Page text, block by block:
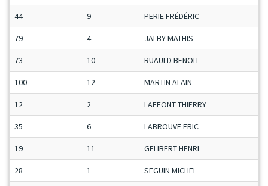
44 9 PERIE FRÉDÉRIC
79 4 JALBY MATHIS
73 10 RUAULD BENOIT
100 12 MARTIN ALAIN
12 2 LAFFONT THIERRY
35 6 LABROUVE ERIC
19 11 GELIBERT HENRI
28 1 SEGUIN MICHEL